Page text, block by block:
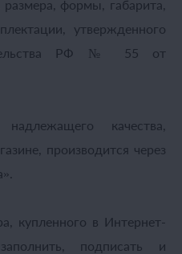
формы, габарита,
утвержденного
РФ № 55 от
качества,
производится через
купленного в Интернет-
подписать и